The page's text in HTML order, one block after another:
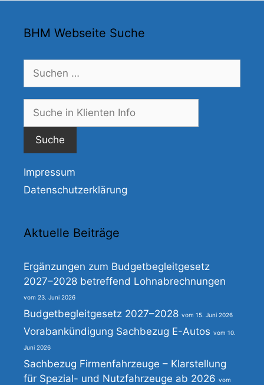
BHM Webseite Suche
nach:
Impressum
Datenschutzerklärung
Aktuelle Beiträge
Ergänzungen zum Budgetbegleitgesetz
2027–2028 betreffend Lohnabrechnungen
23. Juni 2026
Budgetbegleitgesetz 2027–2028 15. Juni 2026
Vorabankündigung Sachbezug E-Autos 10.
Juni 2026
Sachbezug Firmenfahrzeuge – Klarstellung
für Spezial- und Nutzfahrzeuge ab 2026